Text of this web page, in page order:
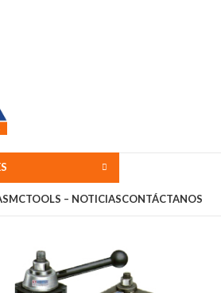
MCTOOLS – NOTICIASCONTÁCTANOS